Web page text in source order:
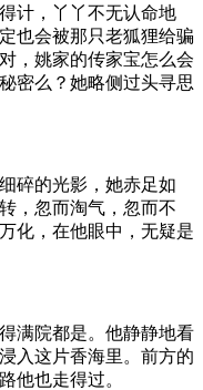
计，丫丫不无认命地
也会被那只老狐狸给骗
，姚家的传家宝怎么会
密么？她略侧过头寻思
碎的光影，她赤足如
，忽而淘气，忽而不
化，在他眼中，无疑是
满院都是。他静静地看
入这片香海里。前方的
他也走得过。